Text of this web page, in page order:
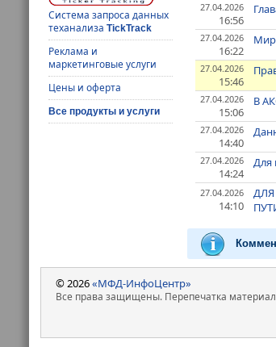
Система запроса данных
теханализаTickTrack
Реклама и
маркетинговые услуги
Цены и оферта
Все продукты и услуги
27.04.2026
16:56
27.04.2026
16:22
27.04.2026
15:46
27.04.2026
15:06
В
27.04.2026
14:40
27.04.2026
14:24
Для
27.04.2026
14:10
© 2026«МФД-ИнфоЦентр»
Все права защищены. Перепечатка